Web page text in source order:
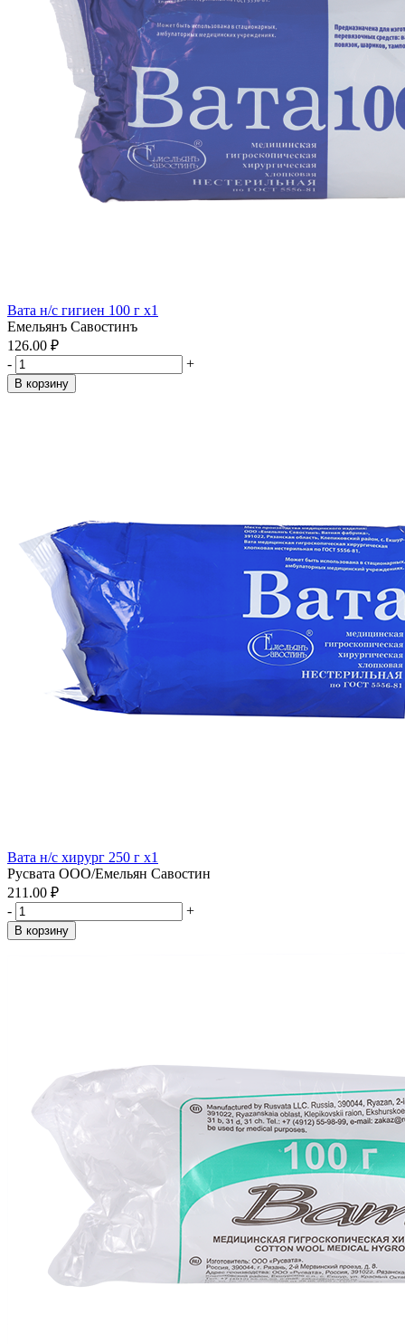
Вата н/с гигиен 100 г x1
Емельянъ Савостинъ
126.00 ₽
-
+
В корзину
Вата н/с хирург 250 г x1
Русвата ООО/Емельян Савостин
211.00 ₽
-
+
В корзину